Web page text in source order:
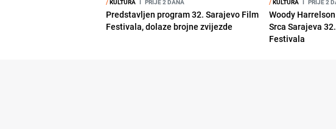
/KULTURA I PRIJE 2 DANA
Predstavljen program 32. Sarajevo Film
Festivala, dolaze brojne zvijezde
/KULTURA I PRIJE 2
Woody
Srca Sarajeva
Festivala